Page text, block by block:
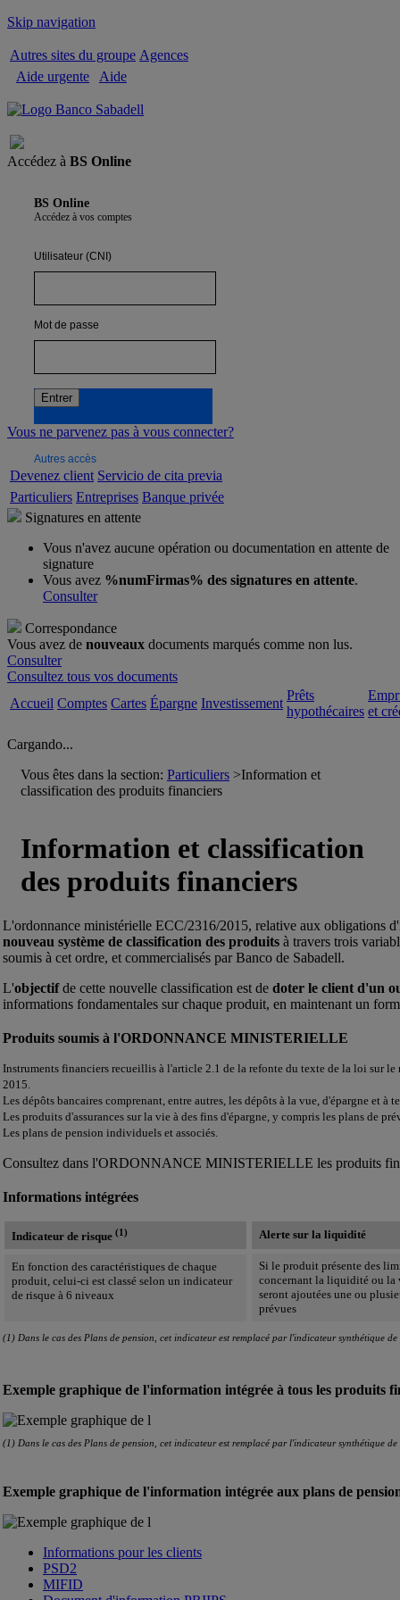
Skip navigation
Autres sites du groupe Agences
Aide urgente
Aide
Accédez à BS Online
BS Online
Accédez à vos comptes
Utilisateur (CNI)
Mot de passe
Vous ne parvenez pas à vous connecter?
Autres accès
Devenez client Servicio de cita previa
Particuliers Entreprises Banque privée
Signatures en attente
Vous n'avez aucune opération ou documentation en attente de
signature
Vous avez %numFirmas% des signatures en attente.
Consulter
Correspondance
Vous avez de nouveaux documents marqués comme non lus.
Consulter
Consultez tous vos documents
Accueil Comptes Cartes Épargne Investissement
Prêts
hypothécaires et
Cargando...
Vous êtes dans la section: Particuliers >Information et
classification des produits financiers
Information et classification
des produits financiers
L'ordonnance ministérielle ECC/2316/2015, relative aux obligations
nouveau système de classification des produits à travers trois
soumis à cet ordre, et commercialisés par Banco de Sabadell.
L'objectifde cette nouvelle classification est de doter le client d'un
informations fondamentales sur chaque produit, en maintenant un
Produits soumis à l'ORDONNANCE MINISTERIELLE
Instruments financiers recueillis à l'article 2.1 de la refonte du texte de la loi sur
2015.
Les dépôts bancaires comprenant, entre autres, les dépôts à la vue, d'épargne et à
Les produits d'assurances sur la vie à des fins d'épargne, y compris les plans de
Les plans de pension individuels et associés.
Consultez dans l'ORDONNANCE MINISTERIELLE les produits
Informations intégrées
Indicateur de risque (1) Alerte sur la liquidité
En fonction des caractéristiques de chaque
produit, celui-ci est classé selon un indicateur
de risque à 6 niveaux
Si le produit présente des
concernant la liquidité ou la
seront ajoutées une ou
prévues
(1) Dans le cas des Plans de pension, cet indicateur est remplacé par l'indicateur synthétique
Exemple graphique de l'information intégrée à tous les produits
(1) Dans le cas des Plans de pension, cet indicateur est remplacé par l'indicateur synthétique
Exemple graphique de l'information intégrée aux plans de
Informations pour les clients
PSD2
MIFID